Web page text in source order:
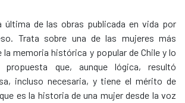
última de las obras publicada en vida por
Trata sobre una de las mujeres más
memoria histórica y popular de Chile y lo
que, aunque lógica, resultó
incluso necesaria, y tiene el mérito de
es la historia de una mujer desde la voz